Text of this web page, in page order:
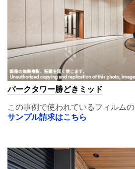
パークタワー勝どきミッド
この事例で使われているフィルムの
サンプル請求はこちら